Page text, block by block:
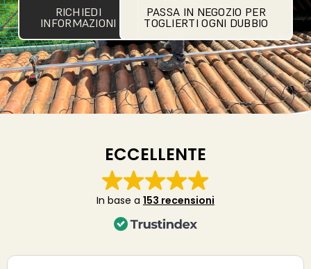
RICHIEDI
INFORMAZIONI
PASSA IN NEGOZIO PER
TOGLIERTI OGNI DUBBIO
ECCELLENTE
In base a 153 recensioni